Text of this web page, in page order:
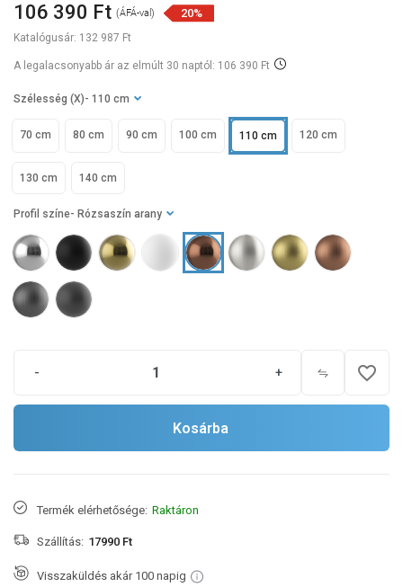
Katalógusár: 132 987 Ft
106 390 Ft (ÁFÁ-val) 20%
A legalacsonyabb ár az elmúlt 30 naptól: 106 390 Ft
Profil színe - Rózsaszín arany
Szélesség (X) - 110 cm
70 cm 80 cm 90 cm 100 cm 110 cm 120 cm
130 cm 140 cm
- + favorite_border
Kosárba
Termék elérhetősége: Raktáron
Szállítás: 17990 Ft
Visszaküldés akár 100 napig